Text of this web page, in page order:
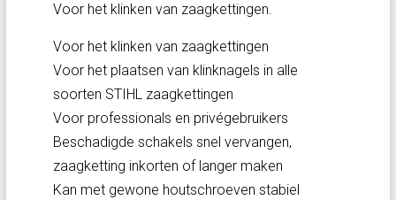
Voor het klinken van zaagkettingen.
Voor het klinken van zaagkettingen
Voor het plaatsen van klinknagels in alle
soorten STIHL zaagkettingen
Voor professionals en privégebruikers
Beschadigde schakels snel vervangen,
zaagketting inkorten of langer maken
Kan met gewone houtschroeven stabiel